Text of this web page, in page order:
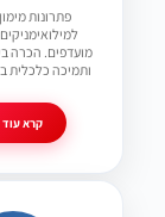
פתרונות
מועדפים. הכרה
ותמיכה כלכלית
קרא עוד